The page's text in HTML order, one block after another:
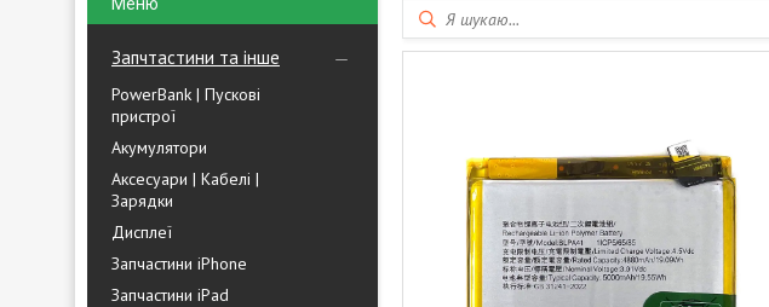
Запчтастини та інше
PowerBank | Пускові
пристрої
Акумулятори
Аксесуари | Кабелі |
Зарядки
Дисплеї
Запчастини iPhone
Запчастини iPad